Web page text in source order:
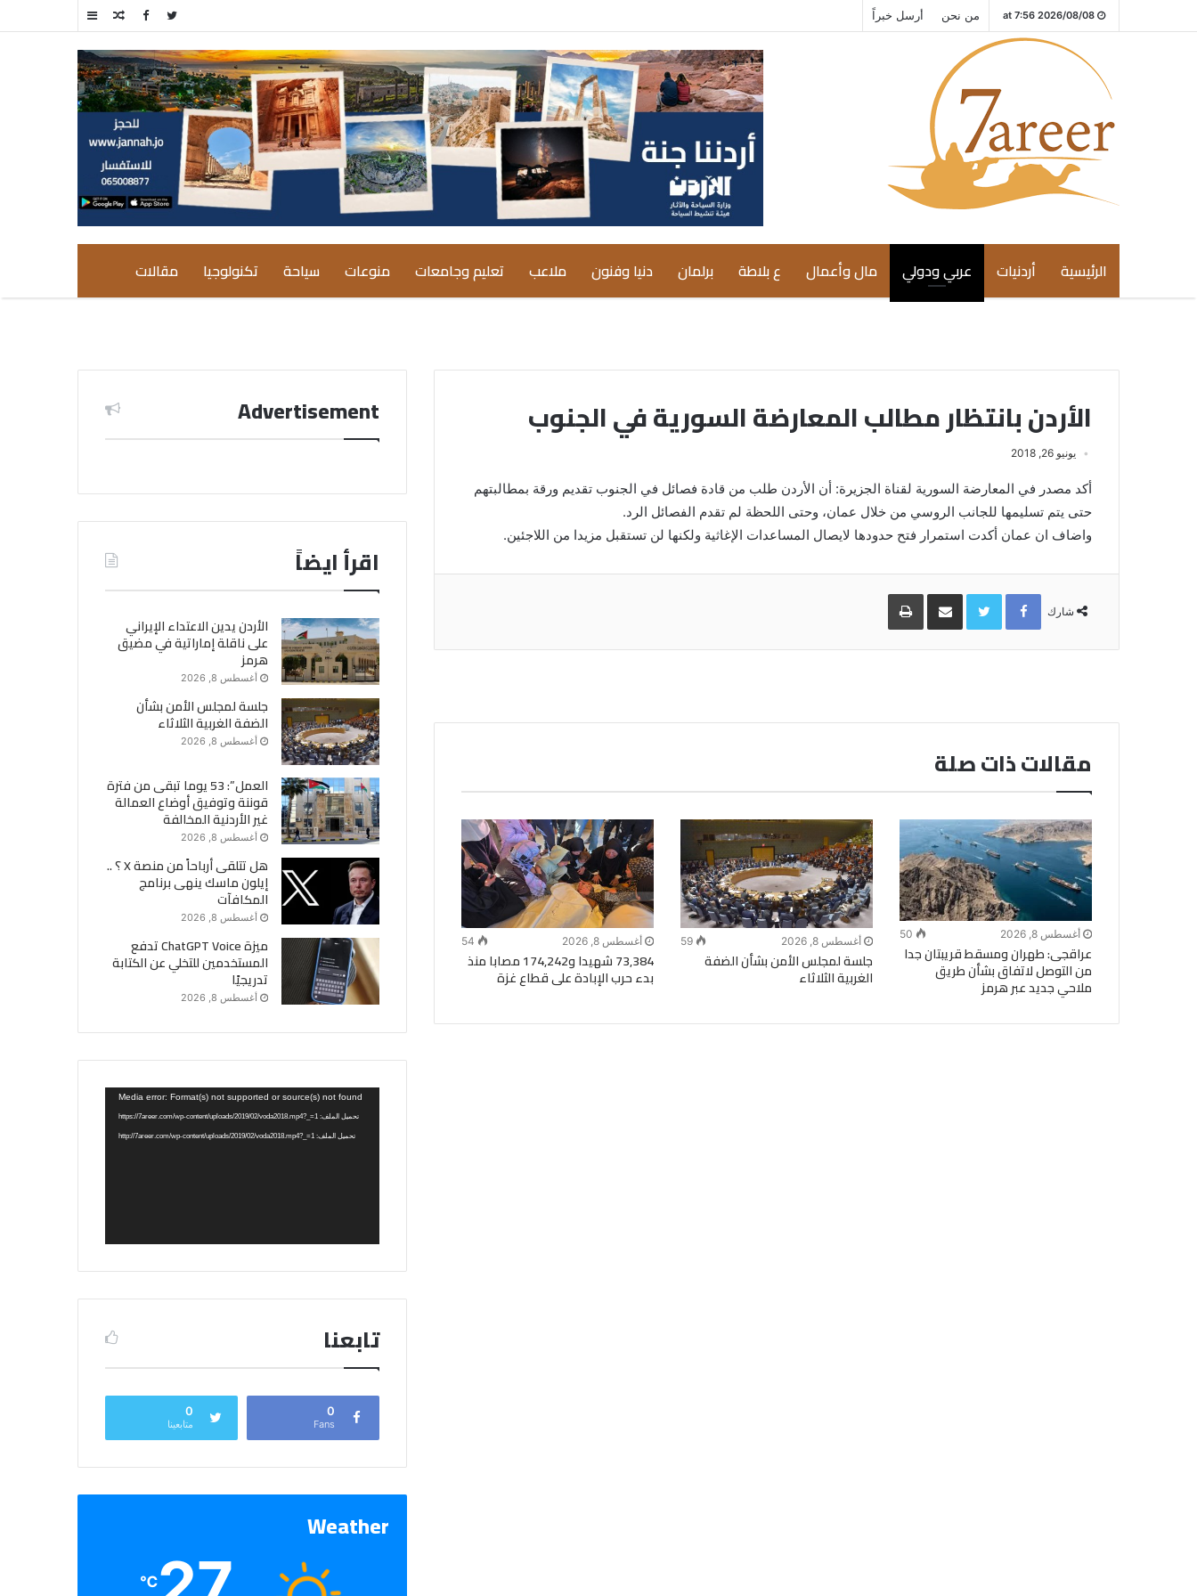
2026/08/08 at 7:56 من نحن أرسل خبراً إضافة
جانبي
مقال
الرئيسية أردنيات عربي ودولي مال وأعمال ع بلاطة برلمان دنيا وفنون ملاعب تعليم وجامعات منوعات سياحة تكنولوجيا مقالات
الأردن بانتظار مطالب المعارضة السورية في الجنوب
يونيو 26, 2018
أكد مصدر في المعارضة السورية لقناة الجزيرة: أن الأردن طلب من قادة فصائل في الجنوب تقديم ورقة بمطالبتهم
حتى يتم تسليمها للجانب الروسي من خلال عمان، وحتى اللحظة لم تقدم الفصائل الرد.
واضاف ان عمان أكدت استمرار فتح حدودها لايصال المساعدات الإغاثية ولكنها لن تستقبل مزيدا من اللاجئين.
شارك
Facebook
Twitterمشاركة
البريد
طباعة
مقالات ذات صلة
أغسطس 8, 2026 50
عراقجى: طهران ومسقط قريبتان جدا
من التوصل لاتفاق بشأن طريق
ملاحي جديد عبر هرمز
أغسطس 8, 2026 59
جلسة لمجلس الأمن بشأن الضفة
الغربية الثلاثاء
أغسطس 8, 2026 54
73,384 شهيدا و174,242 مصابا منذ
بدء حرب الإبادة على قطاع غزة
Advertisement
اقرأ ايضاً
الأردن يدين الاعتداء الإيراني
على ناقلة إماراتية في مضيق
هرمز
أغسطس 8, 2026
جلسة لمجلس الأمن بشأن
الضفة الغربية الثلاثاء
أغسطس 8, 2026
العمل”: 53 يوما تبقى من فترة
قوننة وتوفيق أوضاع العمالة
غير الأردنية المخالفة
أغسطس 8, 2026
هل تتلقى أرباحاً من منصة X ؟ ..
إيلون ماسك ينهى برنامج
المكافآت
أغسطس 8, 2026
ميزة ChatGPT Voice تدفع
المستخدمين للتخلي عن الكتابة
تدريجيًا
أغسطس 8, 2026
مشغل
الفيديو
Media error: Format(s) not supported or source(s) not found
تحميل الملف: https://7areer.com/wp-content/uploads/2019/02/voda2018.mp4?_=1
تحميل الملف: http://7areer.com/wp-content/uploads/2019/02/voda2018.mp4?_=1
تابعنا
0
Fans
0
متابعينا
Weather
℃